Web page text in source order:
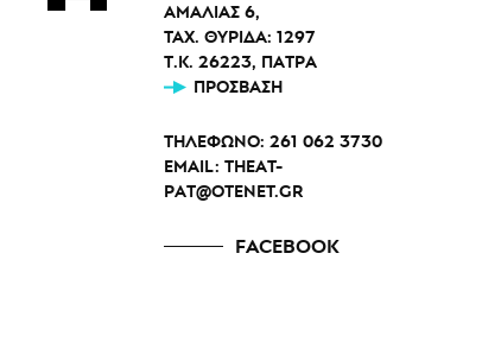
ΑΜΑΛΙΑΣ 6,
ΤΑΧ. ΘΥΡΙΔΑ: 1297
Τ.Κ. 26223, ΠΑΤΡΑ
ΠΡΌΣΒΑΣΗ
ΤΗΛΕΦΩΝΟ: 261 062 3730
EMAIL: THEAT-
PAT@OTENET.GR
FACEBOOK